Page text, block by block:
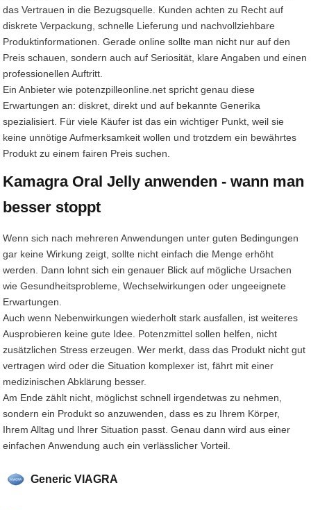
Generic VIAGRA
das Vertrauen in die Bezugsquelle. Kunden achten zu Recht auf
diskrete Verpackung, schnelle Lieferung und nachvollziehbare
Produktinformationen. Gerade online sollte man nicht nur auf den
Preis schauen, sondern auch auf Seriosität, klare Angaben und einen
professionellen Auftritt.
Ein Anbieter wie potenzpilleonline.net spricht genau diese
Erwartungen an: diskret, direkt und auf bekannte Generika
spezialisiert. Für viele Käufer ist das ein wichtiger Punkt, weil sie
keine unnötige Aufmerksamkeit wollen und trotzdem ein bewährtes
Produkt zu einem fairen Preis suchen.
Kamagra Oral Jelly anwenden - wann man
besser stoppt
Wenn sich nach mehreren Anwendungen unter guten Bedingungen
gar keine Wirkung zeigt, sollte nicht einfach die Menge erhöht
werden. Dann lohnt sich ein genauer Blick auf mögliche Ursachen
wie Gesundheitsprobleme, Wechselwirkungen oder ungeeignete
Erwartungen.
Auch wenn Nebenwirkungen wiederholt stark ausfallen, ist weiteres
Ausprobieren keine gute Idee. Potenzmittel sollen helfen, nicht
zusätzlichen Stress erzeugen. Wer merkt, dass das Produkt nicht gut
vertragen wird oder die Situation komplexer ist, fährt mit einer
medizinischen Abklärung besser.
Am Ende zählt nicht, möglichst schnell irgendetwas zu nehmen,
sondern ein Produkt so anzuwenden, dass es zu Ihrem Körper,
Ihrem Alltag und Ihrer Situation passt. Genau dann wird aus einer
einfachen Anwendung auch ein verlässlicher Vorteil.